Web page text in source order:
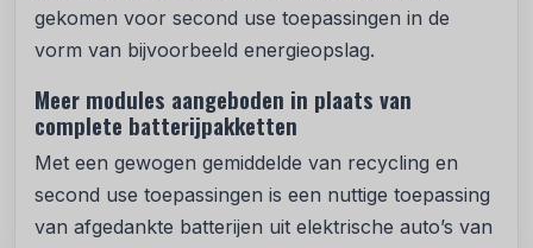
gekomen voor second use toepassingen in de
vorm van bijvoorbeeld energieopslag.
Meer modules aangeboden in plaats van
complete batterijpakketten
Met een gewogen gemiddelde van recycling en
second use toepassingen is een nuttige toepassing
van afgedankte batterijen uit elektrische auto’s van